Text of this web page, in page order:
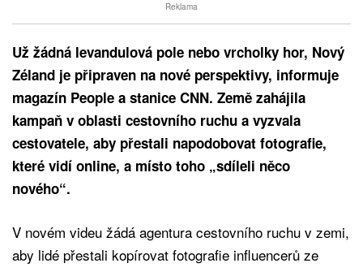
Reklama
Už žádná levandulová pole nebo vrcholky hor, Nový
Zéland je připraven na nové perspektivy, informuje
magazín People a stanice CNN. Země zahájila
kampaň v oblasti cestovního ruchu a vyzvala
cestovatele, aby přestali napodobovat fotografie,
které vidí online, a místo toho „sdíleli něco
nového“.
V novém videu žádá agentura cestovního ruchu v zemi,
aby lidé přestali kopírovat fotografie influencerů ze